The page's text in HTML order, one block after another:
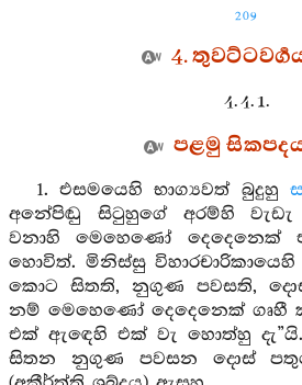
209
4.
4. 4. 1.
පළමු
1. එසමයෙහි භාග්‍යවත් බුදුහු
අනේපිඬු සිටුහුගේ අරම්හි
වනාහි මෙහෙණෝ දෙදෙනෙක්
හොවිත්. මිනිස්සු
කොට සිතති, නුගුණ පවසති,
නම් මෙහෙණෝ දෙදෙනෙක් ගෘහී
එක් ඇඳෙහි එක් වැ හොත්හු
සිතන නුගුණ පවසන දොස්